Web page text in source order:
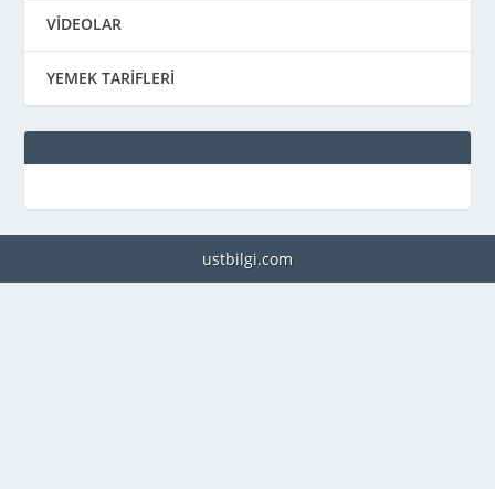
VİDEOLAR
YEMEK TARİFLERİ
ustbilgi.com